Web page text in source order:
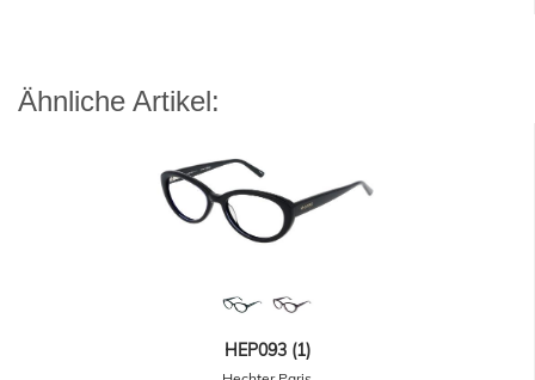
Ähnliche Artikel:
HEP093 (1)